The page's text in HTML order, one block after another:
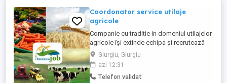
Coordonator service utilaje
agricole
Companie cu traditie in domeniul utilajelor
agricole își extinde echipa și recrutează
Coordonator Service si Tehnicieni Service
Cerințe: -Studii medii sau superioare
tehnice (Mecanică, Electromecanică,
Electrică, Mecanică Agricolă etc.); -
Giurgiu, Giurgiu
azi 12:31
Telefon validat